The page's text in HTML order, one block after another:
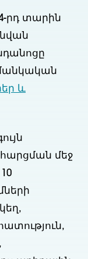
րդ տարին
մանկական
և
մեջ